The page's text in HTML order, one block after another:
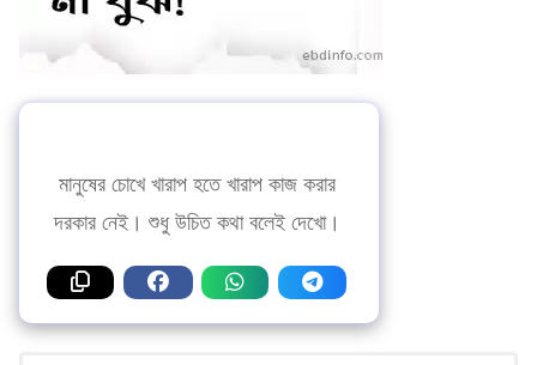
মানুষের চোখে খারাপ হতে খারাপ কাজ করার
দরকার নেই। শুধু উচিত কথা বলেই দেখো।